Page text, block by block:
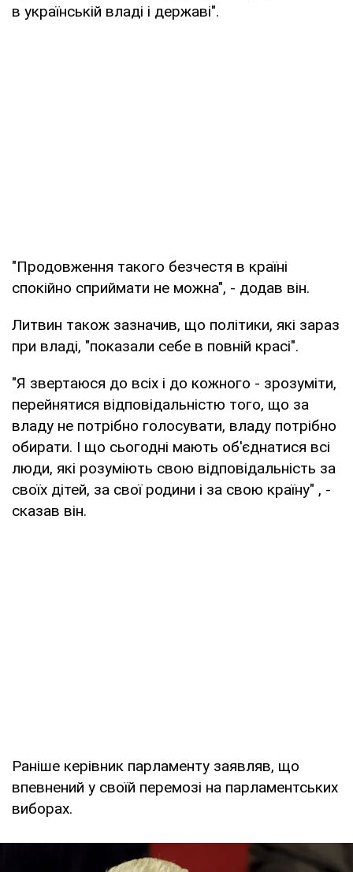
в українській владі і державі".
"Продовження такого безчестя в країні
спокійно сприймати не можна", - додав він.
Литвин також зазначив, що політики, які зараз
при владі, "показали себе в повній красі".
"Я звертаюся до всіх і до кожного - зрозуміти,
перейнятися відповідальністю того, що за
владу не потрібно голосувати, владу потрібно
обирати. І що сьогодні мають об'єднатися всі
люди, які розуміють свою відповідальність за
своїх дітей, за свої родини і за свою країну" , -
сказав він.
Раніше керівник парламенту заявляв, що
впевнений у своїй перемозі на парламентських
виборах.